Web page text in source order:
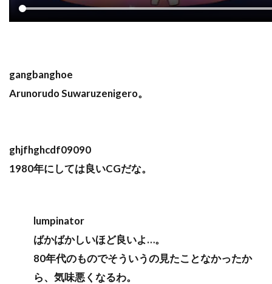
gangbanghoe
Arunorudo Suwaruzenigero。
ghjfhghcdf09090
1980年にしては良いCGだな。
lumpinator
ばかばかしいほど良いよ…。
80年代のものでそういうの見たことなかったか
ら、気味悪くなるわ。